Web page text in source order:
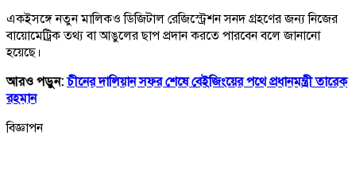
একইসঙ্গে নতুন মালিকও ডিজিটাল রেজিস্ট্রেশন সনদ গ্রহণের জন্য নিজের
বায়োমেট্রিক তথ্য বা আঙুলের ছাপ প্রদান করতে পারবেন বলে জানানো
হয়েছে।
আরও পড়ুন:চীনের দালিয়ান সফর শেষে বেইজিংয়ের পথে প্রধানমন্ত্রী তারেক
রহমান
বিজ্ঞাপন